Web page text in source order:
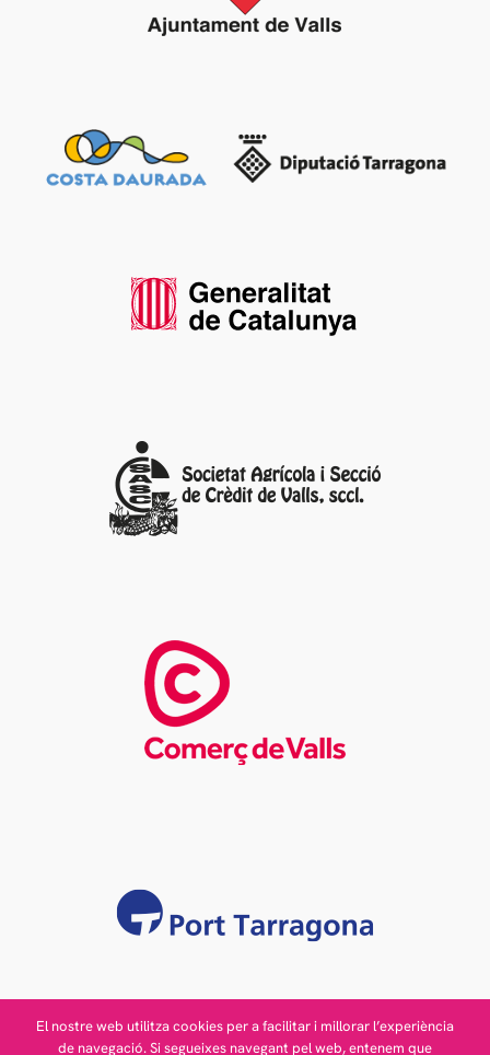
El nostre web utilitza cookies per a facilitar i millorar l’experiència
de navegació. Si segueixes navegant pel web, entenem que